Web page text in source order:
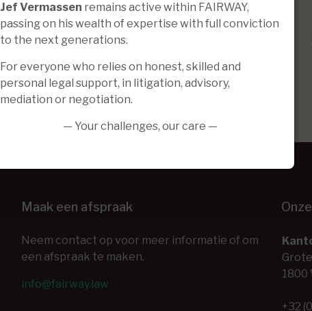
Maak een afspraak
Neem contact op voor meer informatie of om
een afspraak te maken.
info@fairway.law
1800
+32
Jef Vermassen remains active within FAIRWAY,
passing on his wealth of expertise with full conviction
to the next generations.
For everyone who relies on honest, skilled and
personal legal support, in litigation, advisory,
mediation or negotiation.
— Your challenges, our care —